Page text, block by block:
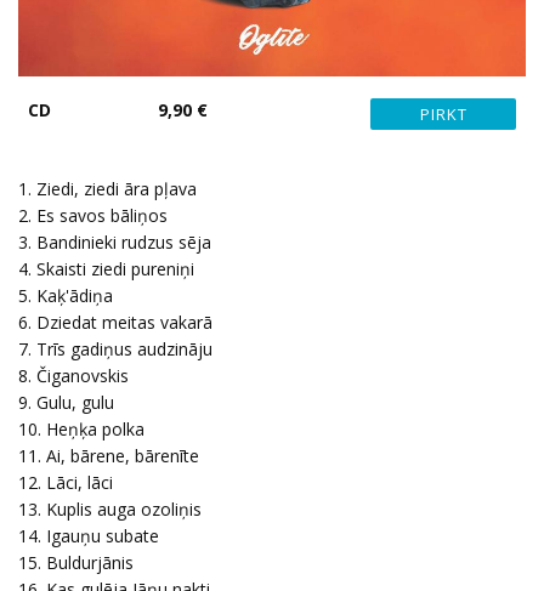
CD 9,90 €
1. Ziedi, ziedi āra pļava
2. Es savos bāliņos
3. Bandinieki rudzus sēja
4. Skaisti ziedi pureniņi
5. Kaķ'ādiņa
6. Dziedat meitas vakarā
7. Trīs gadiņus audzināju
8. Čiganovskis
9. Gulu, gulu
10. Heņķa polka
11. Ai, bārene, bārenīte
12. Lāci, lāci
13. Kuplis auga ozoliņis
14. Igauņu subate
15. Buldurjānis